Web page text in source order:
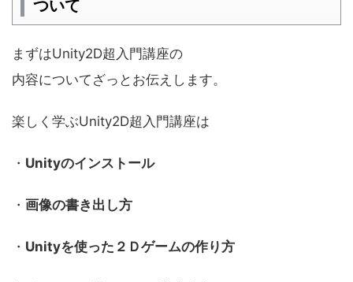
ついて
まずはUnity2D超入門講座の
内容についてざっとお伝えします。
楽しく学ぶUnity2D超入門講座は
・ Unityのインストール
・ 画像の書き出し方
・ Unityを使った２Ｄゲームの作り方